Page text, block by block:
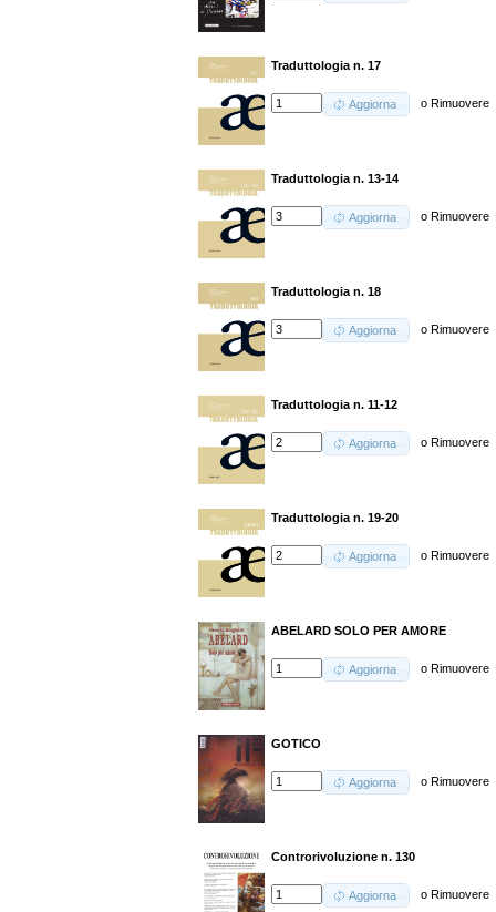
Traduttologia n. 17
Aggiorna oRimuovere
Traduttologia n. 13-14
Aggiorna oRimuovere
Traduttologia n. 18
Aggiorna oRimuovere
Traduttologia n. 11-12
Aggiorna oRimuovere
Traduttologia n. 19-20
Aggiorna oRimuovere
ABELARD SOLO PER AMORE
Aggiorna oRimuovere
GOTICO
Aggiorna oRimuovere
Controrivoluzione n. 130
Aggiorna oRimuovere